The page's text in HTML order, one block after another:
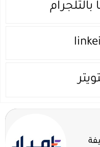
بالتلجرام
تعلن 32 وظيفة